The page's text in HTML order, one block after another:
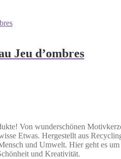
Jeu d’ombres
Von wunderschönen
Etwas. Hergestellt aus
und Umwelt. Hier geht es
und Kreativität.